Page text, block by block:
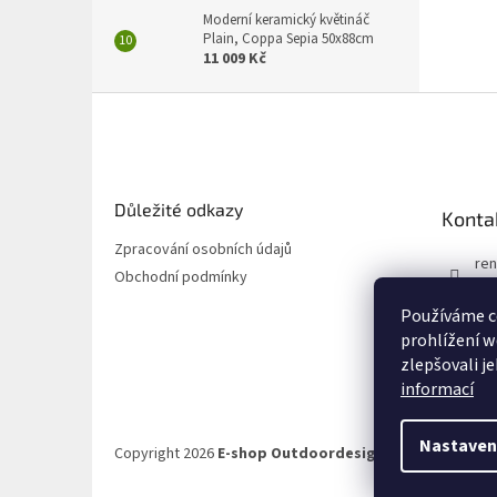
Používáme
prohlížení
zlepšovali
informací
Moderní keramický květináč
Plain, Coppa Sepia 50x88cm
11 009 Kč
Důležité odkazy
Zpracování osobních údajů
Obchodní podmínky
Copyright 2026 E-shop Outdoordesign.cz . Všechna